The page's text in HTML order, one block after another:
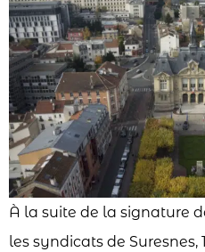
À la suite de la signature
les syndicats de Suresnes,